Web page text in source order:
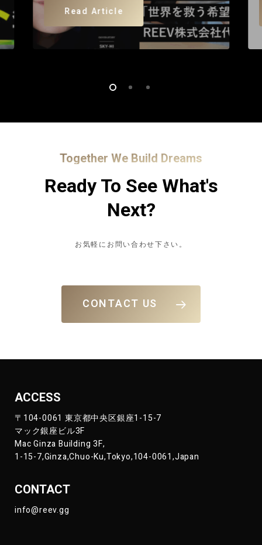
Read Article
Together We Build Dreams
Ready To See What's
Next?
お気軽にお問い合わせ下さい。
CONTACT US
ACCESS
〒104-0061 東京都中央区銀座1-15-7
マック銀座ビル3F
Mac Ginza Building 3F,
1-15-7,Ginza,Chuo-Ku,Tokyo,104-0061,Japan
CONTACT
info@reev.gg